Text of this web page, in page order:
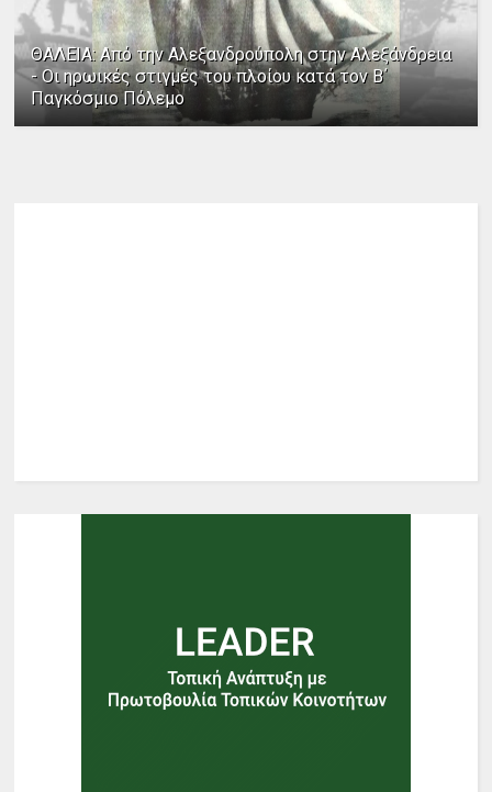
ΘΑΛΕΙΑ: Από την Αλεξανδρούπολη στην Αλεξάνδρεια
- Οι ηρωικές στιγμές του πλοίου κατά τον Β΄
Παγκόσμιο Πόλεμο